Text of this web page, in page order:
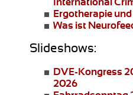
Ergotherapie
Was ist
Slideshows:
DVE-Kongress
2026